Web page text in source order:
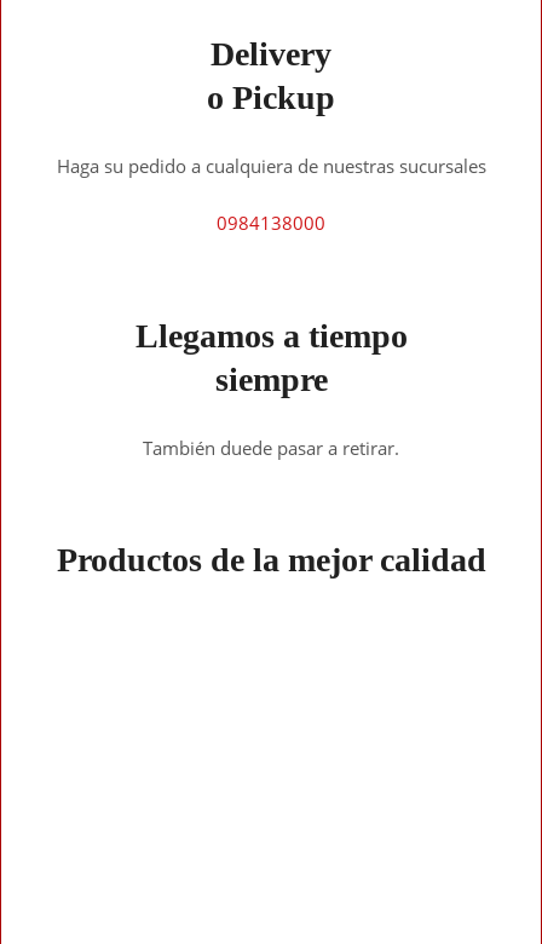
Delivery
o Pickup
Haga su pedido a cualquiera de nuestras sucursales
0984138000
Llegamos a tiempo
siempre
También duede pasar a retirar.
Productos de la mejor calidad